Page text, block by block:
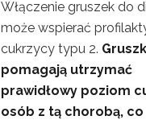
Włączenie gruszek do
może wspierać
cukrzycy typu 2.
pomagają utrzymać
prawidłowy poziom
osób z tą chorobą,